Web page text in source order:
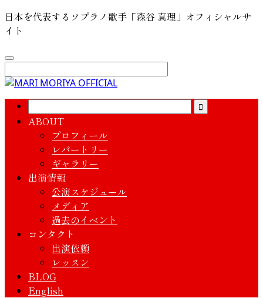
日本を代表するソプラノ歌手「森谷 真理」オフィシャルサ
イト
ABOUT
プロフィール
レパートリー
ギャラリー
出演情報
公演スケジュール
メディア
過去のイベント
コンタクト
出演依頼
レッスン
BLOG
English